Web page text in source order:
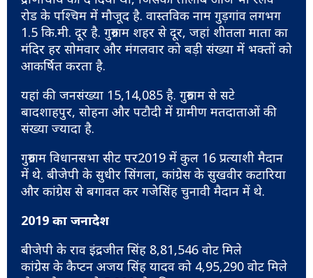
रोड के पश्चिम में मौजूद है. वास्तविक नाम गुड़गांव लगभग
1.5 कि.मी. दूर है. गुरुग्राम शहर से दूर, जहां शीतला माता का
मंदिर हर सोमवार और मंगलवार को बड़ी संख्या में भक्तों को
आकर्षित करता है.
यहां की जनसंख्या 15,14,085 है. गुरुग्राम से सटे
बादशाहपुर, सोहना और पटौदी में ग्रामीण मतदाताओं की
संख्या ज्यादा है.
गुरुग्राम विधानसभा सीट पर2019 में कुल 16 प्रत्याशी मैदान
में थे. बीजेपी के सुधीर सिंगला, कांग्रेस के सुखवीर कटारिया
और कांग्रेस से बगावत कर गजेसिंह चुनावी मैदान में थे.
2019 का जनादेश
बीजेपी के राव इंद्रजीत सिंह 8,81,546 वोट मिले
कांग्रेस के कैप्टन अजय सिंह यादव को 4,95,290 वोट मिले